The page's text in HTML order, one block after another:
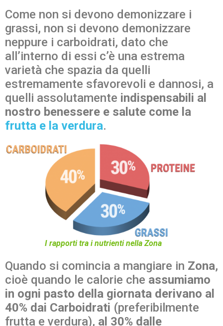
Come non si devono demonizzare i
grassi, non si devono demonizzare
neppure i carboidrati, dato che
all’interno di essi c’è una estrema
varietà che spazia da quelli
estremamente sfavorevoli e dannosi, a
quelli assolutamente indispensabili al
nostro benessere e salute come la
frutta e la verdura.
I rapporti tra i nutrienti nella Zona
Quando si comincia a mangiare in Zona,
cioè quando le calorie che assumiamo
in ogni pasto della giornata derivano al
40% dai Carboidrati (preferibilmente
frutta e verdura), al 30% dalle